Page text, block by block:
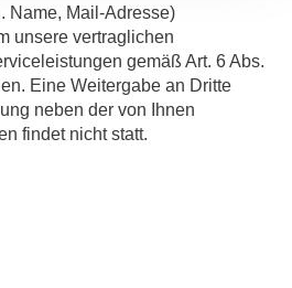
Name, Mail-Adresse)
unsere vertraglichen
gemäß Art. 6 Abs.
Eine Weitergabe an Dritte
neben der von Ihnen
findet nicht statt.